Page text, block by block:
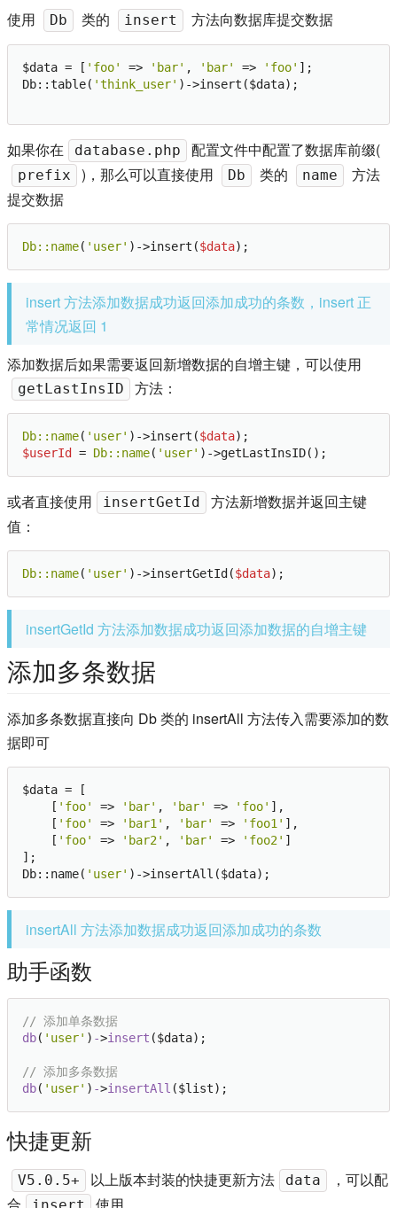
使用 Db 类的 insert 方法向数据库提交数据
$data = [ 'foo' => 'bar' , 'bar' => 'foo' ];
Db::table( 'think_user' )->insert($data);
如果你在 database.php 配置文件中配置了数据库前缀(
prefix )，那么可以直接使用 Db 类的 name
方法
提交数据
Db: :name( 'user' )->insert($data
insert 方法添加数据成功返回添加成功的条数，insert 正
常情况返回 1
添加数据后如果需要返回新增数据的自增主键，可以使用
getLastInsID 方法：
Db: :name( 'user' )->insert($data
$userId
= Db: :name( 'user'
或者直接使用 insertGetId
方法新增数据并返回主键
值：
Db: :name( 'user' )->insertGetId($data
insertGetId 方法添加数据成功返回添加数据的自增主键
添加多条数据
添加多条数据直接向 Db 类的 insertAll 方法传入需要添加的数
据即可
$data = [
    [
'foo' => 'bar' , 'bar' => 'foo' ],
    [
'foo' => 'bar1' , 'bar' => 'foo1' ],
    [
'foo' => 'bar2' , 'bar' => 'foo2' ]
];
Db::name( 'user'
insertAll 方法添加数据成功返回添加成功的条数
助手函数
// 添加单条数据
db( 'user' ) ->insert ($data);
// 添加多条数据
db( 'user' ) ->insertAll
快捷更新
V5.0.5+ 以上版本封装的快捷更新方法 data
，可以配
合
使用。